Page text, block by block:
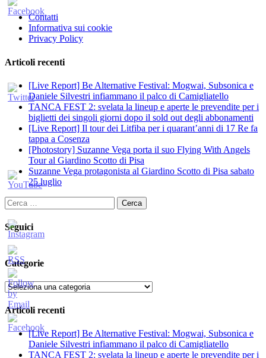
Contatti
Informativa sui cookie
Privacy Policy
Articoli recenti
[Live Report] Be Alternative Festival: Mogwai, Subsonica e
Daniele Silvestri infiammano il palco di Camigliatello
TANCA FEST 2: svelata la lineup e aperte le prevendite per i
biglietti dei singoli giorni dopo il sold out degli abbonamenti
[Live Report] Il tour dei Litfiba per i quarant’anni di 17 Re fa
tappa a Cosenza
[Photostory] Suzanne Vega porta il suo Flying With Angels
Tour al Giardino Scotto di Pisa
Suzanne Vega protagonista al Giardino Scotto di Pisa sabato
25 luglio
Ricerca
per:
Seguici
Categorie
Categorie
Articoli recenti
[Live Report] Be Alternative Festival: Mogwai, Subsonica e
Daniele Silvestri infiammano il palco di Camigliatello
TANCA FEST 2: svelata la lineup e aperte le prevendite per i